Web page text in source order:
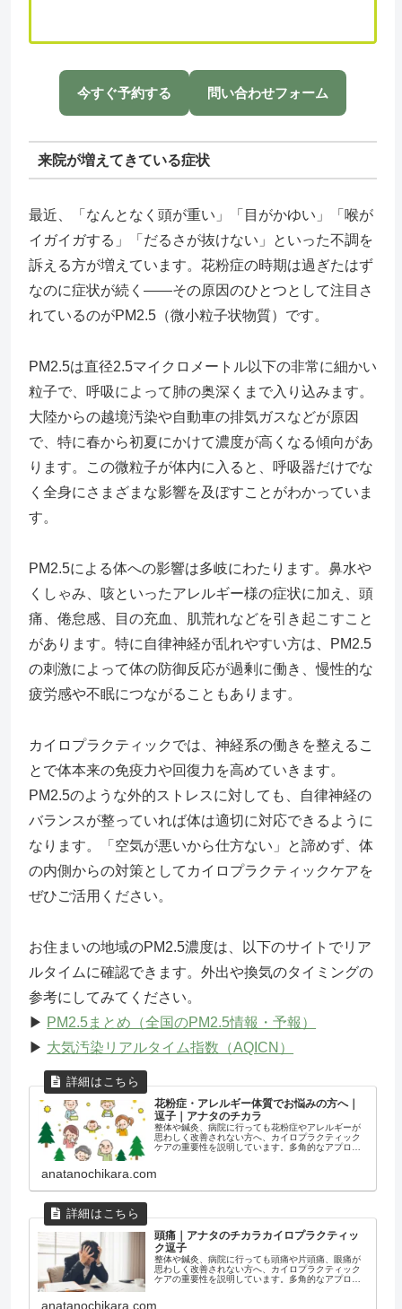
今すぐ予約する 問い合わせフォーム
来院が増えてきている症状
最近、「なんとなく頭が重い」「目がかゆい」「喉が
イガイガする」「だるさが抜けない」といった不調を
訴える方が増えています。花粉症の時期は過ぎたはず
なのに症状が続く――その原因のひとつとして注目さ
れているのがPM2.5（微小粒子状物質）です。
PM2.5は直径2.5マイクロメートル以下の非常に細かい
粒子で、呼吸によって肺の奥深くまで入り込みます。
大陸からの越境汚染や自動車の排気ガスなどが原因
で、特に春から初夏にかけて濃度が高くなる傾向があ
ります。この微粒子が体内に入ると、呼吸器だけでな
く全身にさまざまな影響を及ぼすことがわかっていま
す。
PM2.5による体への影響は多岐にわたります。鼻水や
くしゃみ、咳といったアレルギー様の症状に加え、頭
痛、倦怠感、目の充血、肌荒れなどを引き起こすこと
があります。特に自律神経が乱れやすい方は、PM2.5
の刺激によって体の防御反応が過剰に働き、慢性的な
疲労感や不眠につながることもあります。
カイロプラクティックでは、神経系の働きを整えるこ
とで体本来の免疫力や回復力を高めていきます。
PM2.5のような外的ストレスに対しても、自律神経の
バランスが整っていれば体は適切に対応できるように
なります。「空気が悪いから仕方ない」と諦めず、体
の内側からの対策としてカイロプラクティックケアを
ぜひご活用ください。
お住まいの地域のPM2.5濃度は、以下のサイトでリア
ルタイムに確認できます。外出や換気のタイミングの
参考にしてみてください。
▶ PM2.5まとめ（全国のPM2.5情報・予報）
▶ 大気汚染リアルタイム指数（AQICN）
花粉症・アレルギー体質でお悩みの方へ｜
逗子｜アナタのチカラ
整体や鍼灸、病院に行っても花粉症やアレルギーが
思わしく改善されない方へ、カイロプラクティック
ケアの重要性を説明しています。多角的なアプロー
炎、副鼻腔炎などの不調を回復へ導きます。あらゆ
anatanochikara.com
頭痛｜アナタのチカラカイロプラクティッ
ク逗子
整体や鍼灸、病院に行っても頭痛や片頭痛、眼痛が
思わしく改善されない方へ、カイロプラクティック
ケアの重要性を説明しています。多角的なアプロー
anatanochikara.com